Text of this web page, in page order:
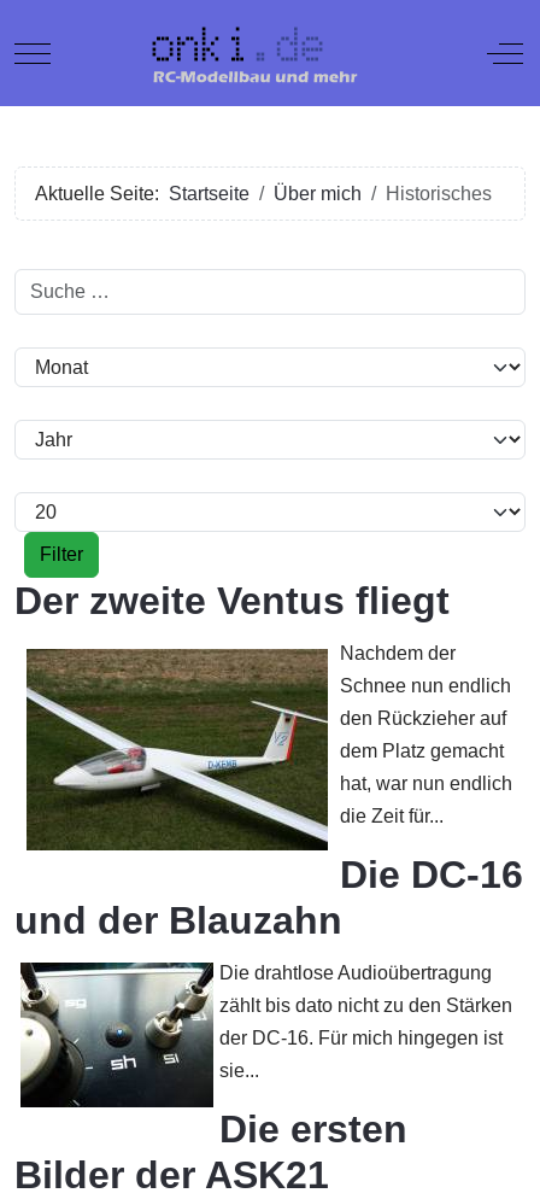
Mobile Menu Toggle Off-
Aktuelle Seite: Startseite Über mich Historisches
Suchen
Filter
Der zweite Ventus fliegt
Nachdem der
Schnee nun endlich
den Rückzieher auf
dem Platz gemacht
hat, war nun endlich
die Zeit für...
Die DC-16
und der Blauzahn
Die drahtlose Audioübertragung
zählt bis dato nicht zu den Stärken
der DC-16. Für mich hingegen ist
sie...
Die ersten
Bilder der ASK21